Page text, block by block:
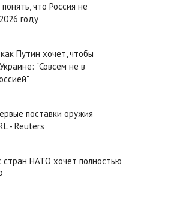
что Россия не
году
Путин хочет, чтобы
"Совсем не в
поставки оружия
- Reuters
стран НАТО хочет полностью